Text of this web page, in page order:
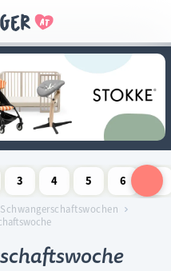
überspringen
3
4
Schwangerschaftswoche
5
Schwangerschaftswoche
6
Schwangerschaftswochen